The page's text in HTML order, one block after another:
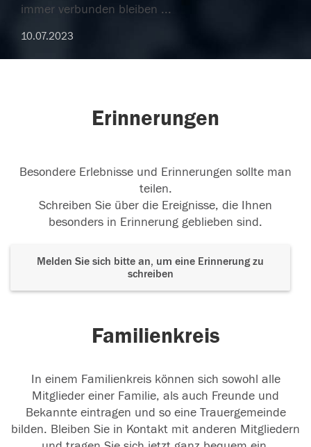
immer verbunden bleiben ...
10.07.2023
Erinnerungen
Besondere Erlebnisse und Erinnerungen sollte man
teilen.
Schreiben Sie über die Ereignisse, die Ihnen
besonders in Erinnerung geblieben sind.
Melden Sie sich bitte an, um eine Erinnerung zu
schreiben
Familienkreis
In einem Familienkreis können sich sowohl alle
Mitglieder einer Familie, als auch Freunde und
Bekannte eintragen und so eine Trauergemeinde
bilden. Bleiben Sie in Kontakt mit anderen Mitgliedern